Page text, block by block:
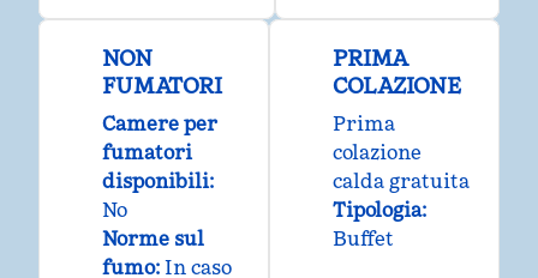
NON
FUMATORI
Camere per
fumatori
disponibili:
No
Norme sul
fumo: In caso
PRIMA
COLAZIONE
Prima
colazione
calda gratuita
Tipologia:
Buffet